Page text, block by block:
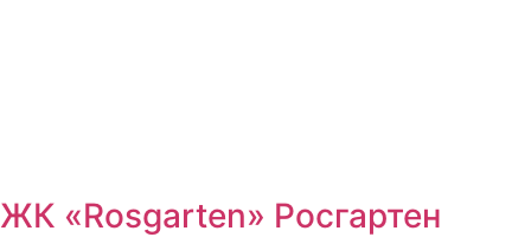
ЖК «Rosgarten» Росгартен